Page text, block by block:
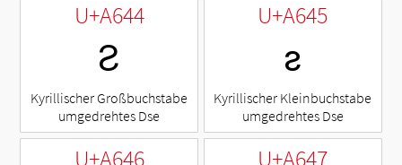
U+A644
Ꙅ
Kyrillischer Großbuchstabe
umgedrehtes Dse
U+A645
ꙅ
Kyrillischer Kleinbuchstabe
umgedrehtes Dse
U+A646 U+A647